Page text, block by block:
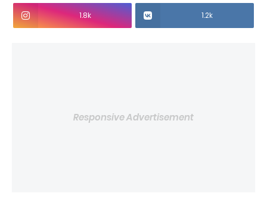
1.8k 1.2k
Responsive Advertisement